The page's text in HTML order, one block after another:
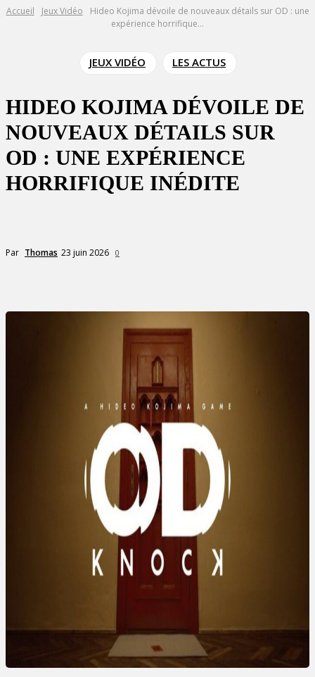
Accueil Jeux Vidéo
Hideo Kojima dévoile de nouveaux détails sur OD : une
expérience horrifique...
JEUX VIDÉO LES ACTUS
HIDEO KOJIMA DÉVOILE DE
NOUVEAUX DÉTAILS SUR
OD : UNE EXPÉRIENCE
HORRIFIQUE INÉDITE
Par Thomas 23 juin 2026 0